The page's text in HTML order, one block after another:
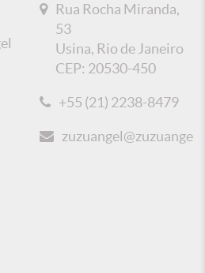
Rua Rocha Miranda,
53
Usina, Rio de Janeiro
CEP: 20530-450
+55 (21) 2238-8479